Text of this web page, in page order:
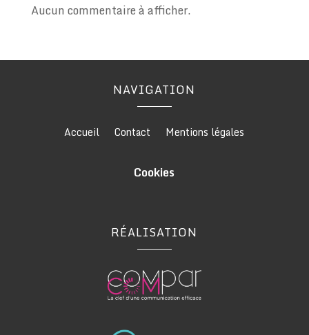
Aucun commentaire à afficher.
NAVIGATION
Accueil Contact Mentions légales
Cookies
RÉALISATION